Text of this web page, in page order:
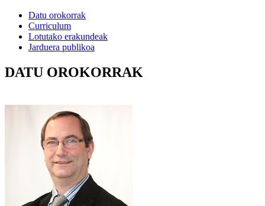
Datu orokorrak
Curriculum
Lotutako erakundeak
Jarduera publikoa
DATU OROKORRAK